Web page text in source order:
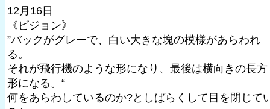
12月16日
《ビジョン》
”バックがグレーで、白い大きな塊の模様があらわれ
る。
それが飛行機のような形になり、最後は横向きの長方
形になる。“
何をあらわしているのか?としばらくして目を閉じて